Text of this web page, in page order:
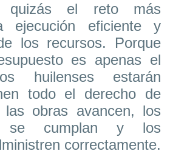
quizás el reto más
ejecución eficiente y
los recursos. Porque
es apenas el
huilenses estarán
todo el derecho de
obras avancen, los
se cumplan y los
correctamente.